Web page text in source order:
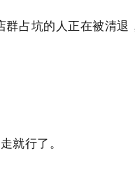
占坑的人正在被清退
就行了。